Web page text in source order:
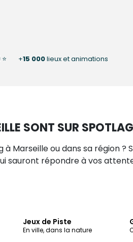
+15 000lieux et animations
SONT SUR SPOTLAG
Marseille ou dans sa région
sauront répondre à vos
Jeux de Piste
En ville, dans la nature